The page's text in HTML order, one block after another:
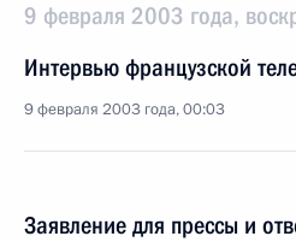
9 февраля 2003 года,
Интервью французской
9 февраля 2003 года, 00:03
Заявление для прессы и